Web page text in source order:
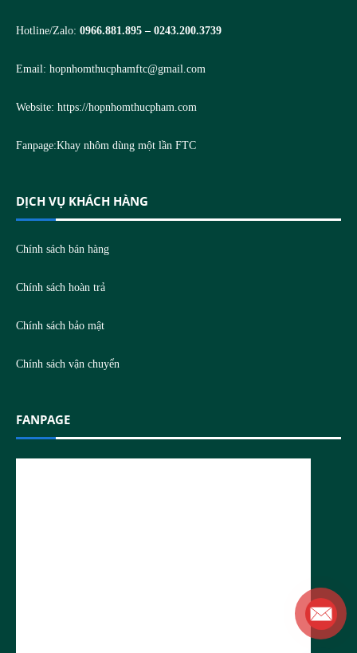
Hotline/Zalo: 0966.881.895 – 0243.200.3739
Email: hopnhomthucphamftc@gmail.com
Website: https://hopnhomthucpham.com
Fanpage:Khay nhôm dùng một lần FTC
DỊCH VỤ KHÁCH HÀNG
Chính sách bán hàng
Chính sách hoàn trả
Chính sách bảo mật
Chính sách vận chuyển
FANPAGE